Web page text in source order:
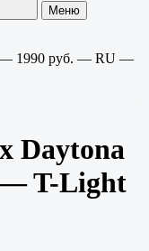
Меню
— 1990 руб. — RU —
Daytona
T-Light